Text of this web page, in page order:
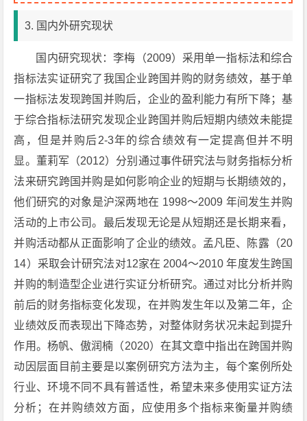
3. 国内外研究现状
国内研究现状：李梅（2009）采用单一指标法和综合
指标法实证研究了我国企业跨国并购的财务绩效，基于单
一指标法发现跨国并购后，企业的盈利能力有所下降；基
于综合指标法研究发现企业跨国并购后短期内绩效未能提
高，但是并购后2-3年的综合绩效有一定提高但并不明
显。董莉军（2012）分别通过事件研究法与财务指标分析
法来研究跨国并购是如何影响企业的短期与长期绩效的，
他们研究的对象是沪深两地在 1998～2009 年间发生并购
活动的上市公司。最后发现无论是从短期还是长期来看，
并购活动都从正面影响了企业的绩效。孟凡臣、陈露（20
14）采取会计研究法对12家在 2004～2010 年度发生跨国
并购的制造型企业进行实证分析研究。通过对比分析并购
前后的财务指标变化发现，在并购发生年以及第二年，企
业绩效反而表现出下降态势，对整体财务状况未起到提升
作用。杨帆、傲润楠（2020）在其文章中指出在跨国并购
动因层面目前主要是以案例研究方法为主，每个案例所处
行业、环境不同不具有普适性，希望未来多使用实证方法
分析；在并购绩效方面，应使用多个指标来衡量并购绩